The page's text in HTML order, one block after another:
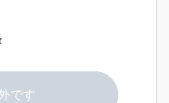
歳以上の男女
です